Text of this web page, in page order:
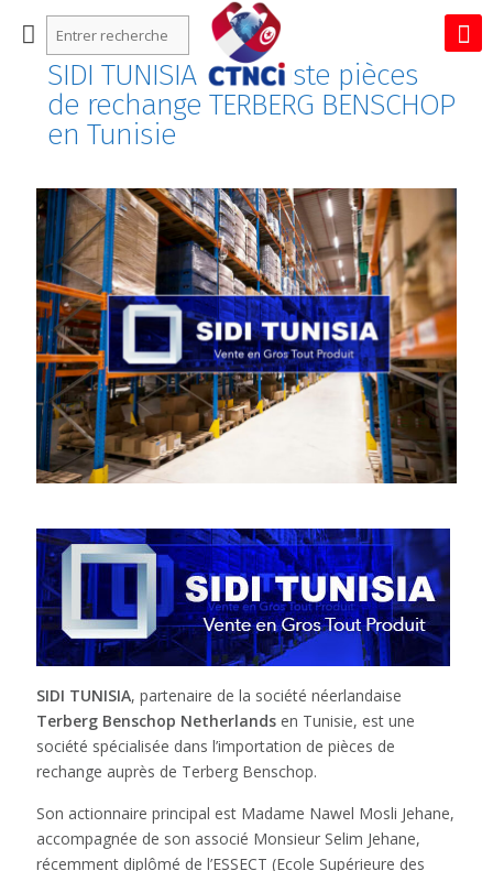
SIDI TUNISIA : Grossiste pièces
de rechange TERBERG BENSCHOP
en Tunisie
SIDI TUNISIA, partenaire de la société néerlandaise
Terberg Benschop Netherlands en Tunisie, est une
société spécialisée dans l’importation de pièces de
rechange auprès de Terberg Benschop.
Son actionnaire principal est Madame Nawel Mosli Jehane,
accompagnée de son associé Monsieur Selim Jehane,
récemment diplômé de l’ESSECT (Ecole Supérieure des